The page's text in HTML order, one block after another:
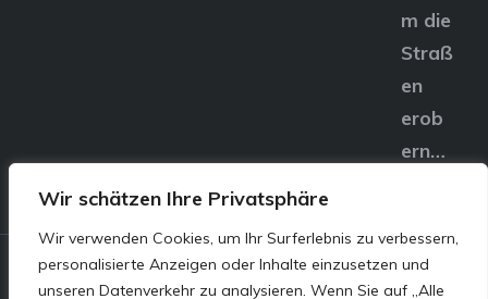
Wir schätzen Ihre Privatsphäre
Wir verwenden Cookies, um Ihr Surferlebnis zu verbessern,
personalisierte Anzeigen oder Inhalte einzusetzen und
unseren Datenverkehr zu analysieren. Wenn Sie auf „Alle
m die
Straß
en
erob
ern…
© E&S Motors GmbH,